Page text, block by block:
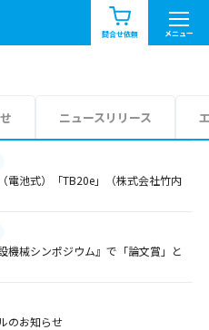
問合せ依頼 メニュー
お知らせ一覧
報を見る ニュースリリース
池式）「TB20e」（株式会社竹内
機械シンポジウム』で「論文賞」と
のお知らせ